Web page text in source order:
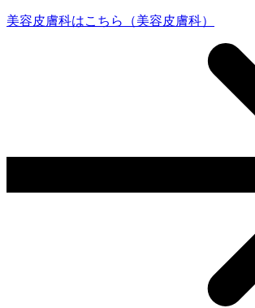
美容皮膚科はこちら （美容皮膚科）